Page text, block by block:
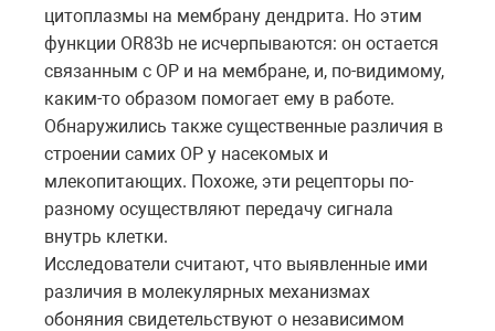
цитоплазмы на мембрану дендрита. Но этим
функции OR83b не исчерпываются: он остается
связанным с ОР и на мембране, и, по-видимому,
каким-то образом помогает ему в работе.
Обнаружились также существенные различия в
строении самих ОР у насекомых и
млекопитающих. Похоже, эти рецепторы по-
разному осуществляют передачу сигнала
внутрь клетки.
Исследователи считают, что выявленные ими
различия в молекулярных механизмах
обоняния свидетельствуют о независимом